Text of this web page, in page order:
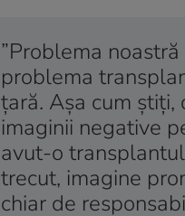
”Problema
problema
ţară. Aşa cum ştiţi,
imaginii negative
avut-o
trecut, imagine
chiar de